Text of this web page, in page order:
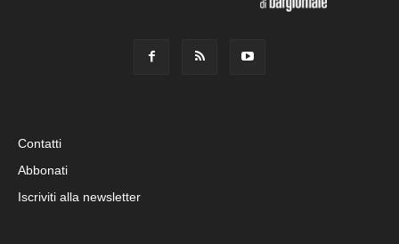
Contatti
Abbonati
Iscriviti alla newsletter